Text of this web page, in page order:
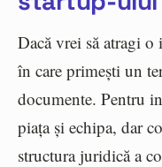
Dacă vrei să atragi
în care primești un
documente. Pentru
piața și echipa, dar
structura juridică a